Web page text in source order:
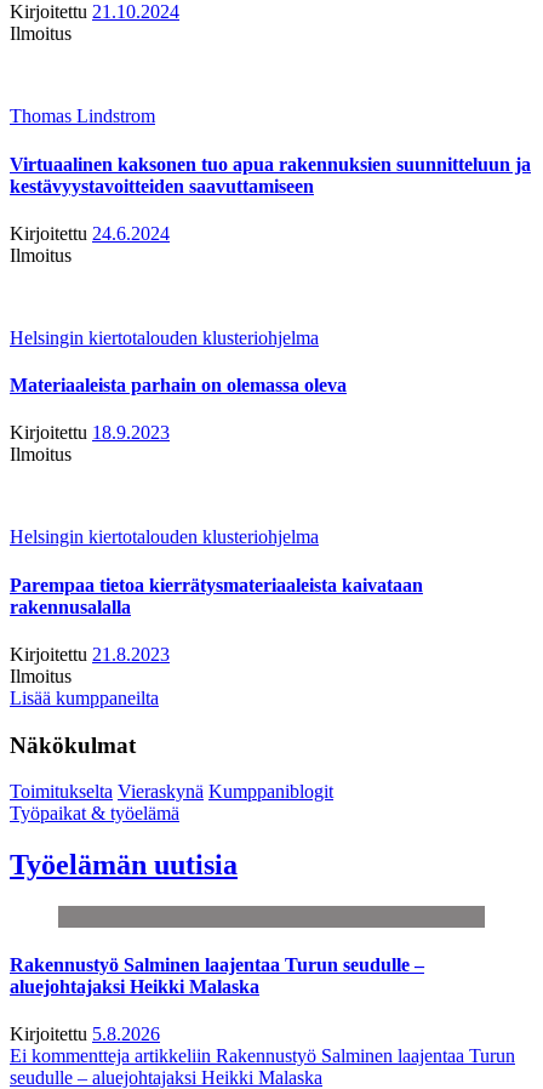
Kirjoitettu 21.10.2024
Ilmoitus
Thomas Lindstrom
Virtuaalinen kaksonen tuo apua rakennuksien suunnitteluun ja
kestävyystavoitteiden saavuttamiseen
Kirjoitettu 24.6.2024
Ilmoitus
Helsingin kiertotalouden klusteriohjelma
Materiaaleista parhain on olemassa oleva
Kirjoitettu 18.9.2023
Ilmoitus
Helsingin kiertotalouden klusteriohjelma
Parempaa tietoa kierrätysmateriaaleista kaivataan
rakennusalalla
Kirjoitettu 21.8.2023
Ilmoitus
Lisää kumppaneilta
Näkökulmat
Toimitukselta Vieraskynä Kumppaniblogit
Työpaikat & työelämä
Työelämän uutisia
Rakennustyö Salminen laajentaa Turun seudulle –
aluejohtajaksi Heikki Malaska
Kirjoitettu 5.8.2026
Ei kommentteja artikkeliin Rakennustyö Salminen laajentaa Turun
seudulle – aluejohtajaksi Heikki Malaska